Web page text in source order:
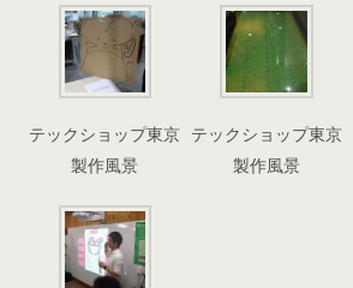
テックショップ東京
製作風景
テックショップ東京
製作風景